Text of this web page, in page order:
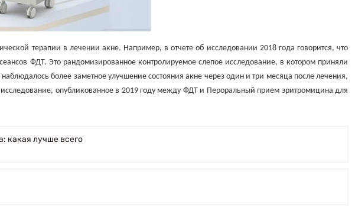
терапии в лечении акне. Например, в отчете об исследовании 2018 года говорится, что
ФДТ. Это рандомизированное контролируемое слепое исследование, в котором приняли
более заметное улучшение состояния акне через один и три месяца после лечения,
опубликованное в 2019 году между ФДТ и Пероральный прием эритромицина для
какая лучше всего